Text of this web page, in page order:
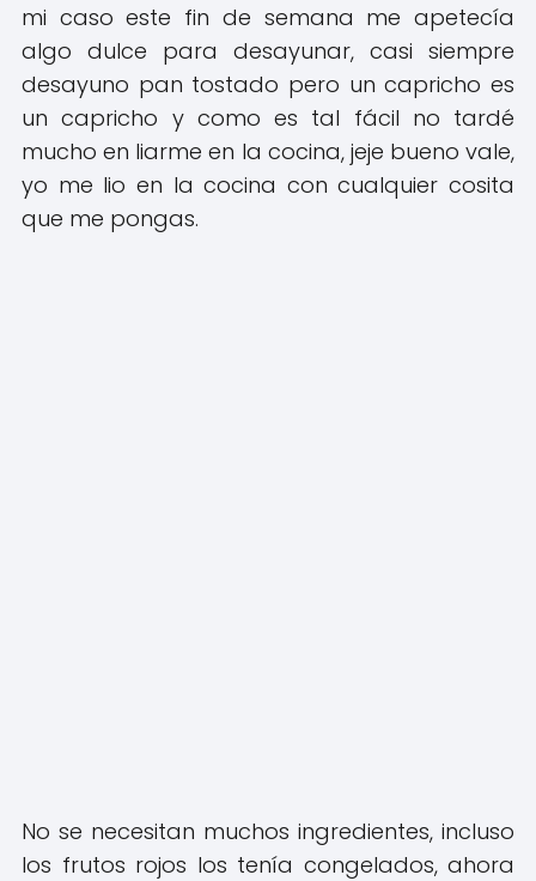
mi caso este fin de semana me apetecía
algo dulce para desayunar, casi siempre
desayuno pan tostado pero un capricho es
un capricho y como es tal fácil no tardé
mucho en liarme en la cocina, jeje bueno vale,
yo me lio en la cocina con cualquier cosita
que me pongas.
No se necesitan muchos ingredientes, incluso
los frutos rojos los tenía congelados, ahora